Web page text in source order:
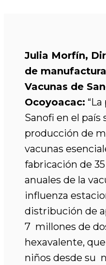
Julia Morfín,
de
Vacunas de
Ocoyoacac:
Sanofi en el país
producción de
vacunas
fabricación de
anuales de la
influenza
distribución de
7 millones de
hexavalente,
niños desde su